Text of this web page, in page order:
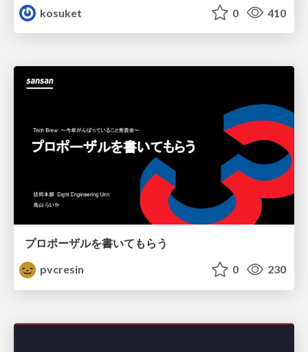
kosuket
0 410
プロポーザルを書いてもらう
pvcresin
0 230